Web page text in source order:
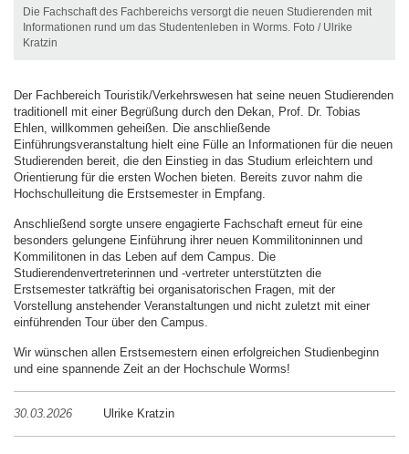
Die Fachschaft des Fachbereichs versorgt die neuen Studierenden mit
Informationen rund um das Studentenleben in Worms. Foto / Ulrike
Kratzin
Der Fachbereich Touristik/Verkehrswesen hat seine neuen Studierenden
traditionell mit einer Begrüßung durch den Dekan, Prof. Dr. Tobias
Ehlen, willkommen geheißen. Die anschließende
Einführungsveranstaltung hielt eine Fülle an Informationen für die neuen
Studierenden bereit, die den Einstieg in das Studium erleichtern und
Orientierung für die ersten Wochen bieten. Bereits zuvor nahm die
Hochschulleitung die Erstsemester in Empfang.
Anschließend sorgte unsere engagierte Fachschaft erneut für eine
besonders gelungene Einführung ihrer neuen Kommilitoninnen und
Kommilitonen in das Leben auf dem Campus. Die
Studierendenvertreterinnen und -vertreter unterstützten die
Erstsemester tatkräftig bei organisatorischen Fragen, mit der
Vorstellung anstehender Veranstaltungen und nicht zuletzt mit einer
einführenden Tour über den Campus.
Wir wünschen allen Erstsemestern einen erfolgreichen Studienbeginn
und eine spannende Zeit an der Hochschule Worms!
30.03.2026 Ulrike Kratzin